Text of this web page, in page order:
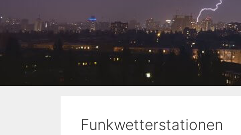
Funkwetterstationen